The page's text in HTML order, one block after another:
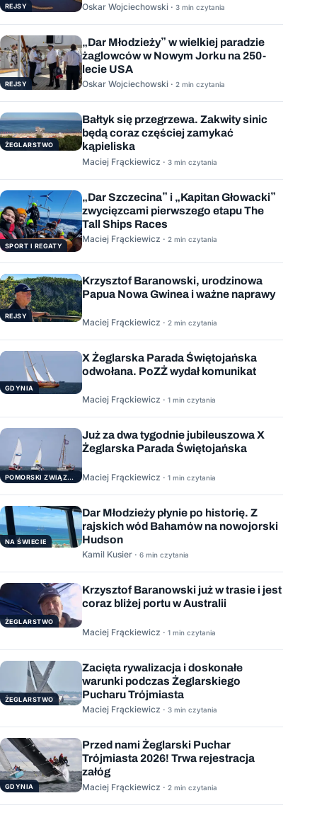
REJSY Oskar Wojciechowski · 3 min czytania
REJSY
„Dar Młodzieży” w wielkiej paradzie
żaglowców w Nowym Jorku na 250-
lecie USA
Oskar Wojciechowski · 2 min czytania
ŻEGLARSTWO
Bałtyk się przegrzewa. Zakwity sinic
będą coraz częściej zamykać
kąpieliska
Maciej Frąckiewicz · 3 min czytania
SPORT I REGATY
„Dar Szczecina” i „Kapitan Głowacki”
zwycięzcami pierwszego etapu The
Tall Ships Races
Maciej Frąckiewicz · 2 min czytania
REJSY
Krzysztof Baranowski, urodzinowa
Papua Nowa Gwinea i ważne naprawy
Maciej Frąckiewicz · 2 min czytania
GDYNIA
X Żeglarska Parada Świętojańska
odwołana. PoZŻ wydał komunikat
Maciej Frąckiewicz · 1 min czytania
POMORSKI ZWIĄZEK ŻEGLARSKI
Już za dwa tygodnie jubileuszowa X
Żeglarska Parada Świętojańska
Maciej Frąckiewicz · 1 min czytania
NA ŚWIECIE
Dar Młodzieży płynie po historię. Z
rajskich wód Bahamów na nowojorski
Hudson
Kamil Kusier · 6 min czytania
ŻEGLARSTWO
Krzysztof Baranowski już w trasie i jest
coraz bliżej portu w Australii
Maciej Frąckiewicz · 1 min czytania
ŻEGLARSTWO
Zacięta rywalizacja i doskonałe
warunki podczas Żeglarskiego
Pucharu Trójmiasta
Maciej Frąckiewicz · 3 min czytania
GDYNIA
Przed nami Żeglarski Puchar
Trójmiasta 2026! Trwa rejestracja
załóg
Maciej Frąckiewicz · 2 min czytania